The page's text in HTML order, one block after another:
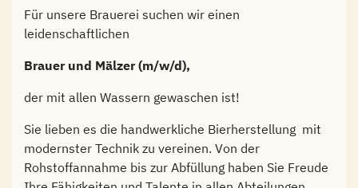
Für unsere Brauerei suchen wir einen
leidenschaftlichen
Brauer und Mälzer (m/w/d),
der mit allen Wassern gewaschen ist!
Sie lieben es die handwerkliche Bierherstellung mit
modernster Technik zu vereinen. Von der
Rohstoffannahme bis zur Abfüllung haben Sie Freude